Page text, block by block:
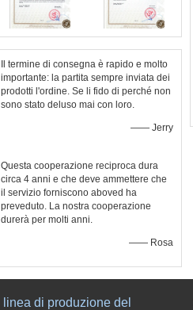
Il termine di consegna è rapido e molto
importante: la partita sempre inviata dei
prodotti l'ordine. Se li fido di perché non
sono stato deluso mai con loro.
—— Jerry
Questa cooperazione reciproca dura
circa 4 anni e che deve ammettere che
il servizio forniscono aboved ha
preveduto. La nostra cooperazione
durerà per molti anni.
—— Rosa
linea di produzione del